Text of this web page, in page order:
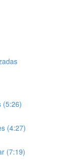
(5:26)
(4:27)
(7:19)